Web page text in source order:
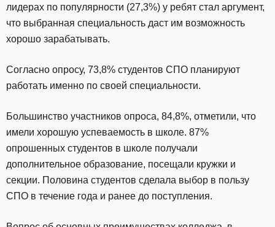
лидерах по популярности (27,3%) у ребят стал аргумент,
что выбранная специальность даст им возможность
хорошо зарабатывать.
Согласно опросу, 73,8% студентов СПО планируют
работать именно по своей специальности.
Большинство участников опроса, 84,8%, отметили, что
имели хорошую успеваемость в школе. 87%
опрошенных студентов в школе получали
дополнительное образование, посещали кружки и
секции. Половина студентов сделала выбор в пользу
СПО в течение года и ранее до поступления.